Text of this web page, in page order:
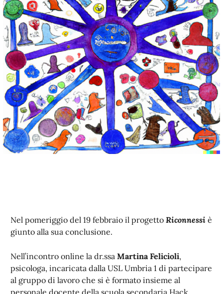
Nel pomeriggio del 19 febbraio il progetto Riconnessi è
giunto alla sua conclusione.
Nell’incontro online la dr.ssa Martina Felicioli,
psicologa, incaricata dalla USL Umbria 1 di partecipare
al gruppo di lavoro che si è formato insieme al
personale docente della scuola secondaria Hack